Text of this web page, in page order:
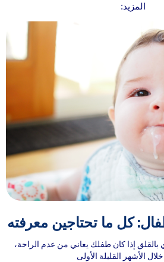
المزيد:
كل ما تحتاجين معرفته
إذا كان طفلك يعاني من عدم الراحة،
الأشهر القليلة الأولى